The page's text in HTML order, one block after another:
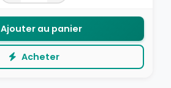
Ajouter au panier
Acheter